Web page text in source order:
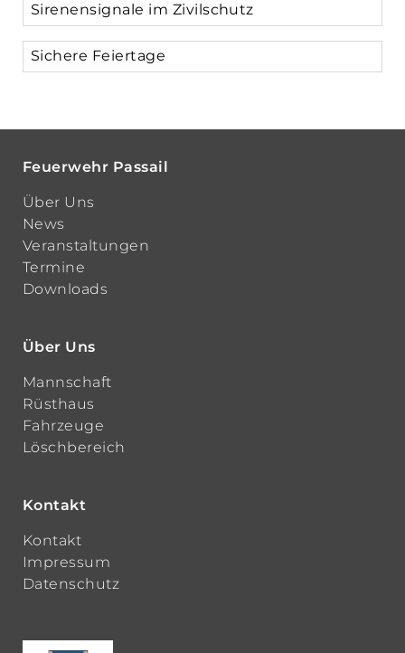
Sirenensignale im Zivilschutz
Sichere Feiertage
Feuerwehr Passail
Über Uns
News
Veranstaltungen
Termine
Downloads
Über Uns
Mannschaft
Rüsthaus
Fahrzeuge
Löschbereich
Kontakt
Kontakt
Impressum
Datenschutz